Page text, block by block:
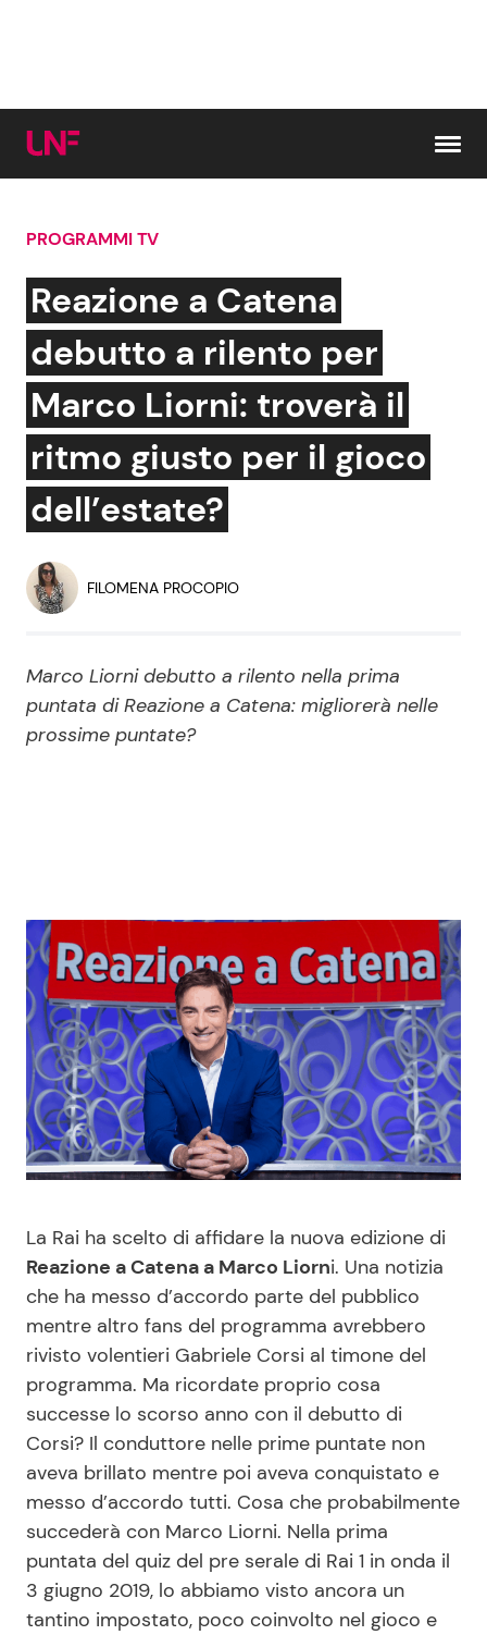
Cerca:
News e Cronaca
Attualità Italiana
Dal Mondo
Economia
Persone Scomparse
Gossip e TV
Bellezze VIP
Coppie VIP
Soap Opera
News Spettacolo
Benessere
Casa
Moda e Style
News benessere
Salute
Viaggi e Turismo
Festività
Cucina e Ricette
Consigli di Cucina
Dolci
Primi Piatti
Ricette Facili e Veloci
Ricette Feste
Ricette per Bambini
Seguici
PROGRAMMI TV
Reazione a Catena
debutto a rilento per
Marco Liorni: troverà il
ritmo giusto per il gioco
dell’estate?
FILOMENA PROCOPIO
Marco Liorni debutto a rilento nella prima
puntata di Reazione a Catena: migliorerà nelle
prossime puntate?
La Rai ha scelto di affidare la nuova edizione di
Reazione a Catena a Marco Liorni. Una notizia
che ha messo d’accordo parte del pubblico
mentre altro fans del programma avrebbero
rivisto volentieri Gabriele Corsi al timone del
programma. Ma ricordate proprio cosa
successe lo scorso anno con il debutto di
Corsi? Il conduttore nelle prime puntate non
aveva brillato mentre poi aveva conquistato e
messo d’accordo tutti. Cosa che probabilmente
succederà con Marco Liorni. Nella prima
puntata del quiz del pre serale di Rai 1 in onda il
3 giugno 2019, lo abbiamo visto ancora un
tantino impostato, poco coinvolto nel gioco e